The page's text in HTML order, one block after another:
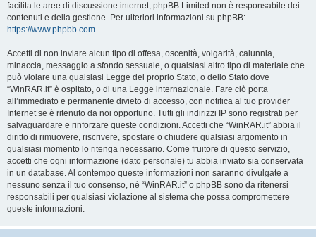
facilita le aree di discussione internet; phpBB Limited non è responsabile dei
contenuti e della gestione. Per ulteriori informazioni su phpBB:
https://www.phpbb.com.
Accetti di non inviare alcun tipo di offesa, oscenità, volgarità, calunnia,
minaccia, messaggio a sfondo sessuale, o qualsiasi altro tipo di materiale che
può violare una qualsiasi Legge del proprio Stato, o dello Stato dove
“WinRAR.it” è ospitato, o di una Legge internazionale. Fare ciò porta
all’immediato e permanente divieto di accesso, con notifica al tuo provider
Internet se è ritenuto da noi opportuno. Tutti gli indirizzi IP sono registrati per
salvaguardare e rinforzare queste condizioni. Accetti che “WinRAR.it” abbia il
diritto di rimuovere, riscrivere, spostare o chiudere qualsiasi argomento in
qualsiasi momento lo ritenga necessario. Come fruitore di questo servizio,
accetti che ogni informazione (dato personale) tu abbia inviato sia conservata
in un database. Al contempo queste informazioni non saranno divulgate a
nessuno senza il tuo consenso, né “WinRAR.it” o phpBB sono da ritenersi
responsabili per qualsiasi violazione al sistema che possa compromettere
queste informazioni.